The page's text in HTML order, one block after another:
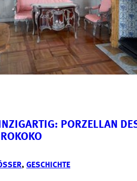
PORZELLAN
, GESCHICHTE